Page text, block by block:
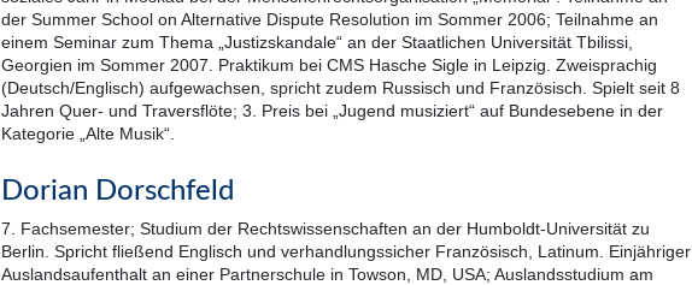
der Summer School on Alternative Dispute Resolution im Sommer 2006; Teilnahme an
einem Seminar zum Thema „Justizskandale“ an der Staatlichen Universität Tbilissi,
Georgien im Sommer 2007. Praktikum bei CMS Hasche Sigle in Leipzig. Zweisprachig
(Deutsch/Englisch) aufgewachsen, spricht zudem Russisch und Französisch. Spielt seit 8
Jahren Quer- und Traversflöte; 3. Preis bei „Jugend musiziert“ auf Bundesebene in der
Kategorie „Alte Musik“.
Dorian Dorschfeld
7. Fachsemester; Studium der Rechtswissenschaften an der Humboldt-Universität zu
Berlin. Spricht fließend Englisch und verhandlungssicher Französisch, Latinum. Einjähriger
Auslandsaufenthalt an einer Partnerschule in Towson, MD, USA; Auslandsstudium am